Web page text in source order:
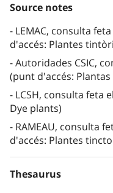
Source notes
LEMAC, consulta
d'accés: Plantes
Autoridades CSIC,
(punt d'accés:
LCSH, consulta feta
Dye plants)
RAMEAU, consulta
d'accés: Plantes
Thesaurus